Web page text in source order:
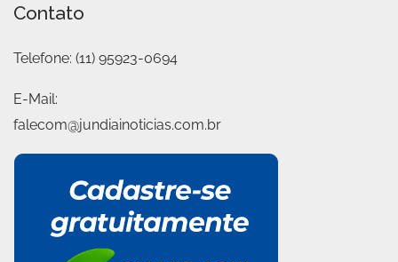
Contato
Telefone: (11) 95923-0694
E-Mail:
falecom@jundiainoticias.com.br